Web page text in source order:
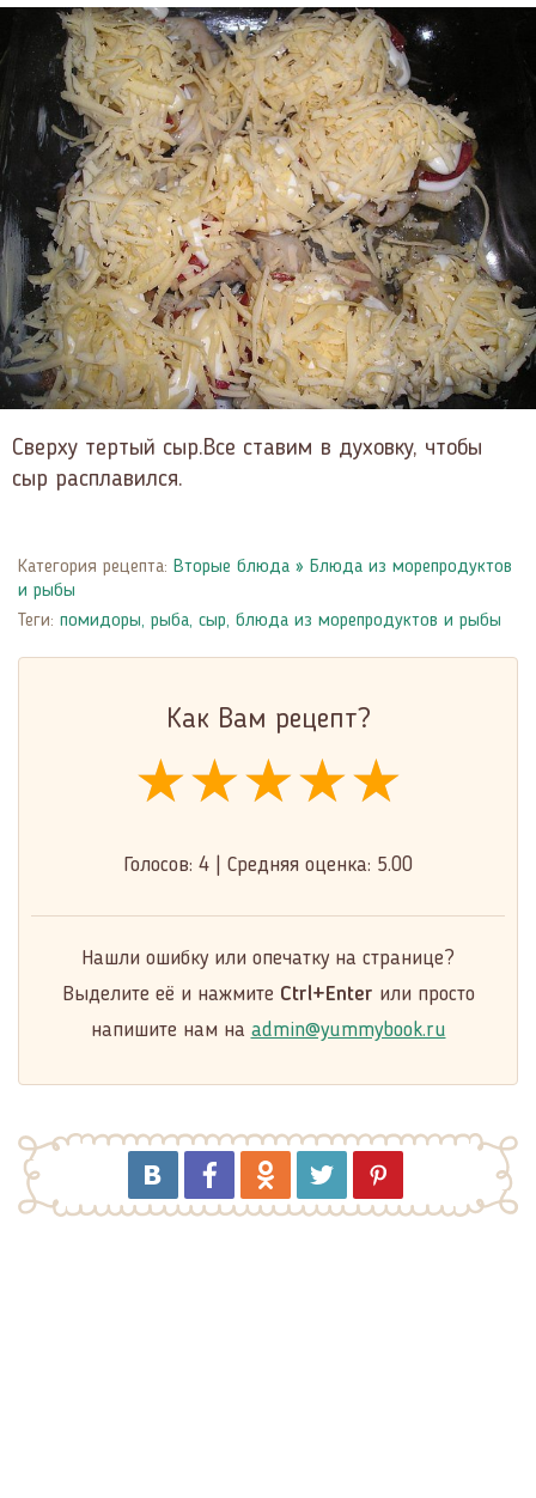
Сверху тертый сыр.Все ставим в духовку, чтобы
сыр расплавился.
Категория рецепта: Вторые блюда » Блюда из морепродуктов
и рыбы
Теги: помидоры, рыба, сыр, блюда из морепродуктов и рыбы
Как Вам рецепт?
★★★★★
★★★★★
★★★★★
Голосов: 4 Средняя оценка: 5.00
Нашли ошибку или опечатку на странице?
Выделите её и нажмите Ctrl+Enter или просто
напишите нам на admin@yummybook.ru